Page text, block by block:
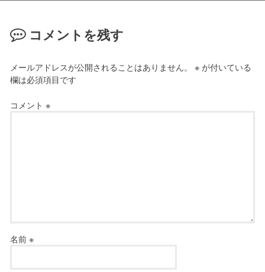
コメントを残す
メールアドレスが公開されることはありません。 ※が付いている
欄は必須項目です
コメント ※
名前※